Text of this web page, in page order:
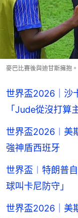
麥巴比賽後與迪甘斯擁抱。
世界盃2026｜沙
「Jude從沒打算
世界盃2026︱美
強神盾西班牙
世界盃︱特朗普
球叫卡尼防守」
世界盃2026｜美